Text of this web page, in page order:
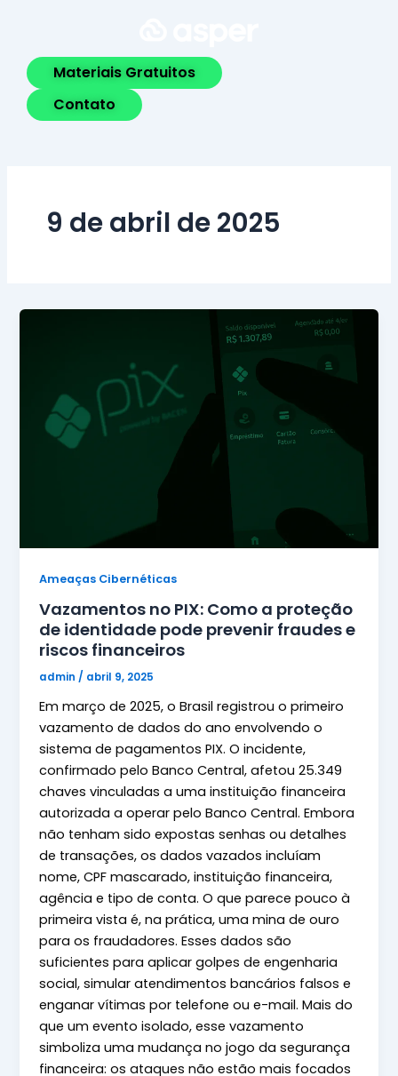
conteúdoMateriais Gratuitos
Contato
9 de abril de 2025
Ameaças Cibernéticas
Vazamentos no PIX: Como a proteção
de identidade pode prevenir fraudes e
riscos financeiros
admin/ abril 9, 2025
Em março de 2025, o Brasil registrou o primeiro
vazamento de dados do ano envolvendo o
sistema de pagamentos PIX. O incidente,
confirmado pelo Banco Central, afetou 25.349
chaves vinculadas a uma instituição financeira
autorizada a operar pelo Banco Central. Embora
não tenham sido expostas senhas ou detalhes
de transações, os dados vazados incluíam
nome, CPF mascarado, instituição financeira,
agência e tipo de conta. O que parece pouco à
primeira vista é, na prática, uma mina de ouro
para os fraudadores. Esses dados são
suficientes para aplicar golpes de engenharia
social, simular atendimentos bancários falsos e
enganar vítimas por telefone ou e-mail. Mais do
que um evento isolado, esse vazamento
simboliza uma mudança no jogo da segurança
financeira: os ataques não estão mais focados